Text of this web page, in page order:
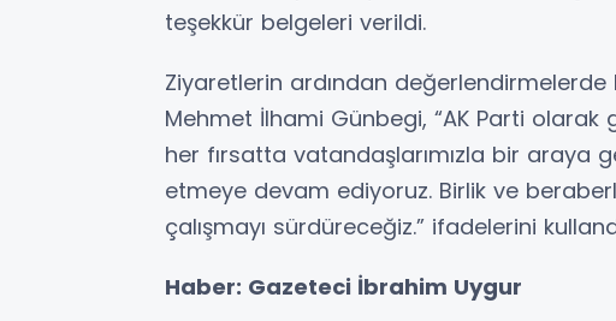
teşekkür belgeleri verildi.
Ziyaretlerin ardından değerlendirmelerde
Mehmet İlhami Günbegi, “AK Parti olarak
her fırsatta vatandaşlarımızla bir araya
etmeye devam ediyoruz. Birlik ve
çalışmayı sürdüreceğiz.” ifadelerini
Haber: Gazeteci İbrahim Uygur